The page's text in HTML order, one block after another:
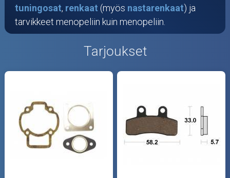
tuningosat, renkaat (myös nastarenkaat) ja
tarvikkeet menopeliin kuin menopeliin.
Tarjoukset